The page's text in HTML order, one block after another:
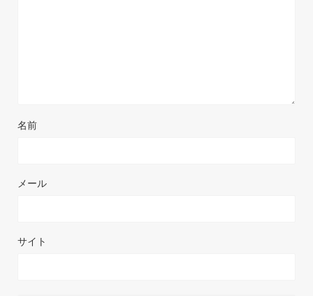
名前
メール
サイト